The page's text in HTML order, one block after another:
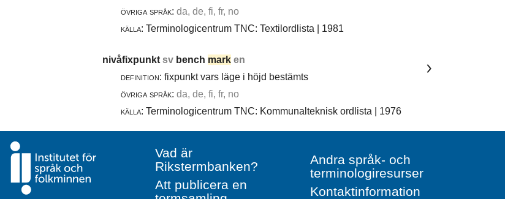
övriga språk: da, de, fi, fr, no
källa: Terminologicentrum TNC: Textilordlista | 1981
nivåfixpunkt sv bench mark en
definition: fixpunkt vars läge i höjd bestämts
övriga språk: da, de, fi, fr, no
källa: Terminologicentrum TNC: Kommunalteknisk ordlista | 1976
Vad är
Rikstermbanken?
Att publicera en
Andra språk- och
terminologiresurser
Kontaktinformation